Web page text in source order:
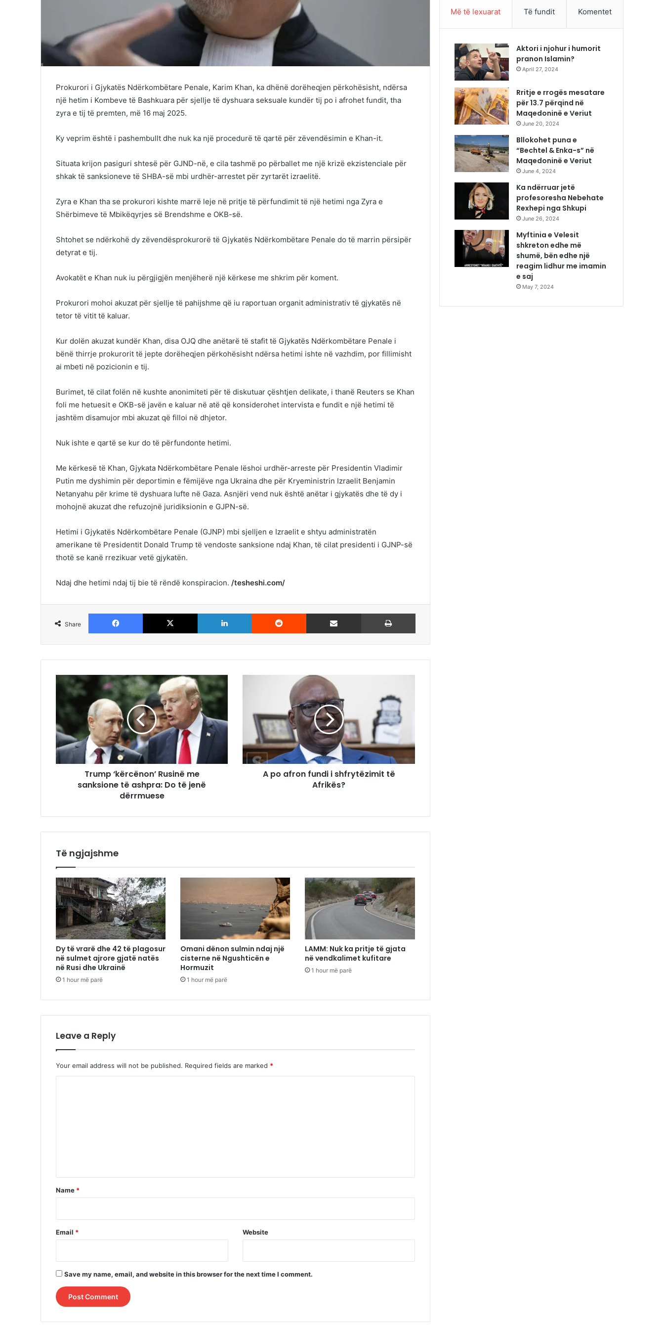
Prokurori i Gjykatës Ndërkombëtare Penale, Karim Khan, ka dhënë dorëheqjen përkohësisht, ndërsa
një hetim i Kombeve të Bashkuara për sjellje të dyshuara seksuale kundër tij po i afrohet fundit, tha
zyra e tij të premten, më 16 maj 2025.
Ky veprim është i pashembullt dhe nuk ka një procedurë të qartë për zëvendësimin e Khan-it.
Situata krijon pasiguri shtesë për GJND-në, e cila tashmë po përballet me një krizë ekzistenciale për
shkak të sanksioneve të SHBA-së mbi urdhër-arrestet për zyrtarët izraelitë.
Zyra e Khan tha se prokurori kishte marrë leje në pritje të përfundimit të një hetimi nga Zyra e
Shërbimeve të Mbikëqyrjes së Brendshme e OKB-së.
Shtohet se ndërkohë dy zëvendësprokurorë të Gjykatës Ndërkombëtare Penale do të marrin përsipër
detyrat e tij.
Avokatët e Khan nuk iu përgjigjën menjëherë një kërkese me shkrim për koment.
Prokurori mohoi akuzat për sjellje të pahijshme që iu raportuan organit administrativ të gjykatës në
tetor të vitit të kaluar.
Kur dolën akuzat kundër Khan, disa OJQ dhe anëtarë të stafit të Gjykatës Ndërkombëtare Penale i
bënë thirrje prokurorit të jepte dorëheqjen përkohësisht ndërsa hetimi ishte në vazhdim, por fillimisht
ai mbeti në pozicionin e tij.
Burimet, të cilat folën në kushte anonimiteti për të diskutuar çështjen delikate, i thanë Reuters se Khan
foli me hetuesit e OKB-së javën e kaluar në atë që konsiderohet intervista e fundit e një hetimi të
jashtëm disamujor mbi akuzat që filloi në dhjetor.
Nuk ishte e qartë se kur do të përfundonte hetimi.
Me kërkesë të Khan, Gjykata Ndërkombëtare Penale lëshoi ​​urdhër-arreste për Presidentin Vladimir
Putin me dyshimin për deportimin e fëmijëve nga Ukraina dhe për Kryeministrin Izraelit Benjamin
Netanyahu për krime të dyshuara lufte në Gaza. Asnjëri vend nuk është anëtar i gjykatës dhe të dy i
mohojnë akuzat dhe refuzojnë juridiksionin e GJPN-së.
Hetimi i Gjykatës Ndërkombëtare Penale (GJNP) mbi sjelljen e Izraelit e shtyu administratën
amerikane të Presidentit Donald Trump të vendoste sanksione ndaj Khan, të cilat presidenti i GJNP-së
thotë se kanë rrezikuar vetë gjykatën.
Ndaj dhe hetimi ndaj tij bie të rëndë konspiracion./tesheshi.com/
Share
Facebook X LinkedIn Reddit Share via Email
Trump ‘kërcënon’ Rusinë me
sanksione të ashpra: Do të jenë
dërrmuese
A po afron fundi i shfrytëzimit të
Afrikës?
Të ngjajshme
Dy të vrarë dhe 42 të plagosur
në sulmet ajrore gjatë natës
në Rusi dhe Ukrainë
1 hour më parë
Omani dënon sulmin ndaj një
cisterne në Ngushticën e
Hormuzit
1 hour më parë
LAMM: Nuk ka pritje të gjata
në vendkalimet kufitare
1 hour më parë
Leave a Reply
Your email address will not be published. Required fields are marked *
*
Name *
Email * Website
Save my name, email, and website in this browser for the next time I comment.
Më të lexuarat Të fundit Komentet
Aktori i njohur i humorit
pranon Islamin?
April 27, 2024
Rritje e rrogës mesatare
për 13.7 përqind në
Maqedoninë e Veriut
June 20, 2024
Bllokohet puna e
“Bechtel & Enka-s” në
Maqedoninë e Veriut
June 4, 2024
Ka ndërruar jetë
profesoresha Nebehate
Rexhepi nga Shkupi
June 26, 2024
Myftinia e Velesit
shkreton edhe më
shumë, bën edhe një
reagim lidhur me imamin
e saj
May 7, 2024